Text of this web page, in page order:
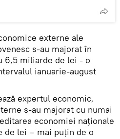
externe ale
s-au majorat în
6,5 miliarde de lei - o
ianuarie-august
expertul economic,
s-au majorat cu numai
economiei naționale
de lei – mai puțin de o